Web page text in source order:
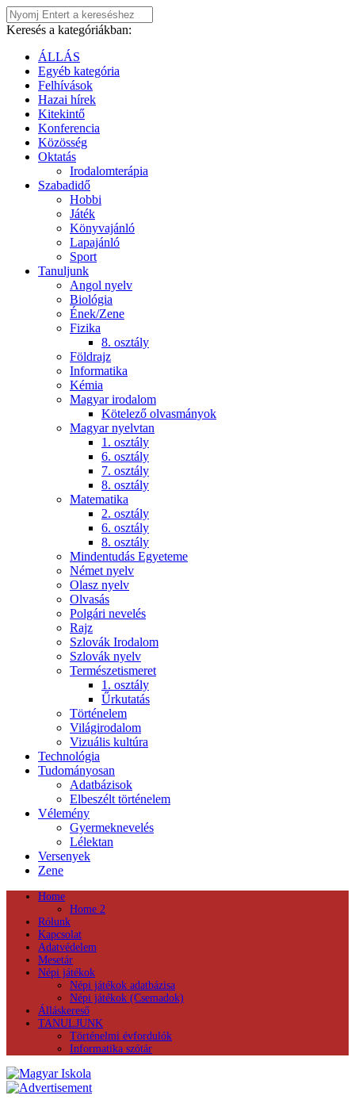
Keresés a kategóriákban:
ÁLLÁS
Egyéb kategória
Felhívások
Hazai hírek
Kitekintő
Konferencia
Közösség
Oktatás
Irodalomterápia
Szabadidő
Hobbi
Játék
Könyvajánló
Lapajánló
Sport
Tanuljunk
Angol nyelv
Biológia
Ének/Zene
Fizika
8. osztály
Földrajz
Informatika
Kémia
Magyar irodalom
Kötelező olvasmányok
Magyar nyelvtan
1. osztály
6. osztály
7. osztály
8. osztály
Matematika
2. osztály
6. osztály
8. osztály
Mindentudás Egyeteme
Német nyelv
Olasz nyelv
Olvasás
Polgári nevelés
Rajz
Szlovák Irodalom
Szlovák nyelv
Természetismeret
1. osztály
Űrkutatás
Történelem
Világirodalom
Vizuális kultúra
Technológia
Tudományosan
Adatbázisok
Elbeszélt történelem
Vélemény
Gyermeknevelés
Lélektan
Versenyek
Zene
Home
Home 2
Rólunk
Kapcsolat
Adatvédelem
Mesetár
Népi játékok
Népi játékok adatbázisa
Népi játékok (Csemadok)
Álláskereső
TANULJUNK
Történelmi évfordulók
Informatika szótár